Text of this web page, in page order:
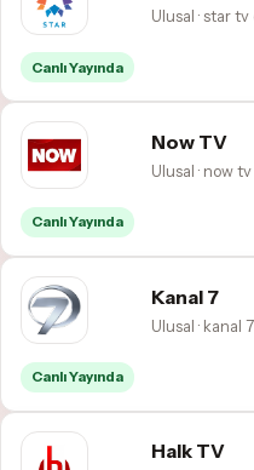
Ulusal · star
Canlı Yayında
Now TV
Ulusal · now
Canlı Yayında
Kanal 7
Ulusal · kanal
Canlı Yayında
Halk TV